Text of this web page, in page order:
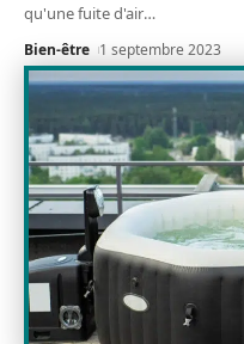
qu'une fuite d'air…
Bien-être 1 septembre 2023